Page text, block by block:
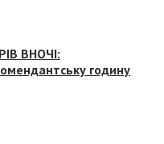
ВНОЧІ:
годину